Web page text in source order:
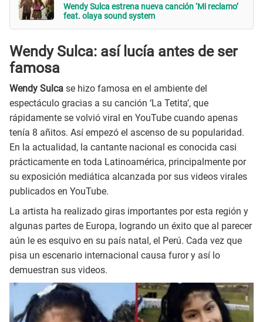
Wendy Sulca estrena nueva canción ‘Mi reclamo’
feat. olaya sound system
Wendy Sulca: así lucía antes de ser
famosa
Wendy Sulca se hizo famosa en el ambiente del
espectáculo gracias a su canción ‘La Tetita’, que
rápidamente se volvió viral en YouTube cuando apenas
tenía 8 añitos. Así empezó el ascenso de su popularidad.
En la actualidad, la cantante nacional es conocida casi
prácticamente en toda Latinoamérica, principalmente por
su exposición mediática alcanzada por sus videos virales
publicados en YouTube.
La artista ha realizado giras importantes por esta región y
algunas partes de Europa, logrando un éxito que al parecer
aún le es esquivo en su país natal, el Perú. Cada vez que
pisa un escenario internacional causa furor y así lo
demuestran sus videos.